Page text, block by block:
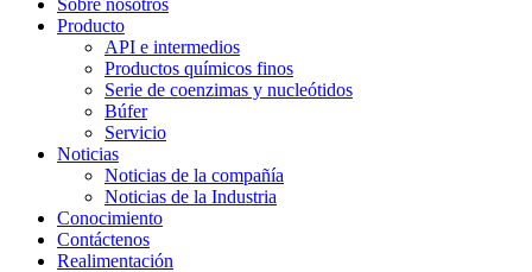
Sobre nosotros
Producto
API e intermedios
Productos químicos finos
Serie de coenzimas y nucleótidos
Búfer
Servicio
Noticias
Noticias de la compañía
Noticias de la Industria
Conocimiento
Contáctenos
Realimentación